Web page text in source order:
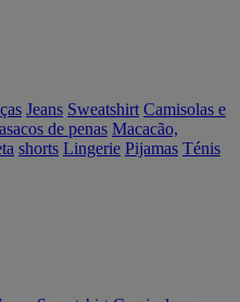
Jeans Sweatshirt Camisolas e
de penas Macacão,
shorts Lingerie Pijamas Ténis